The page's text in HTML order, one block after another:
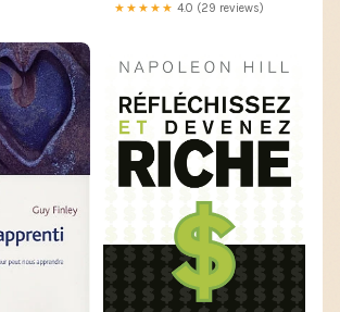
★★★★★ 4.0 (29 reviews)